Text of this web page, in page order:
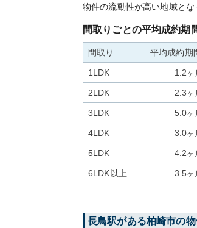
物件の流動性が高い地域とな
間取りごとの平均成約期
間取り 平均成約期
1LDK 1.2ヶ
2LDK 2.3ヶ
3LDK 5.0ヶ
4LDK 3.0ヶ
5LDK 4.2ヶ
6LDK以上 3.5ヶ
長鳥駅がある柏崎市の